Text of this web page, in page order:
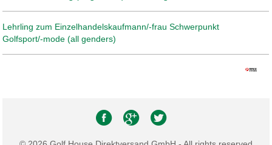
Lehrling zum Einzelhandelskaufmann/-frau Schwerpunkt
Golfsport/-mode (all genders)